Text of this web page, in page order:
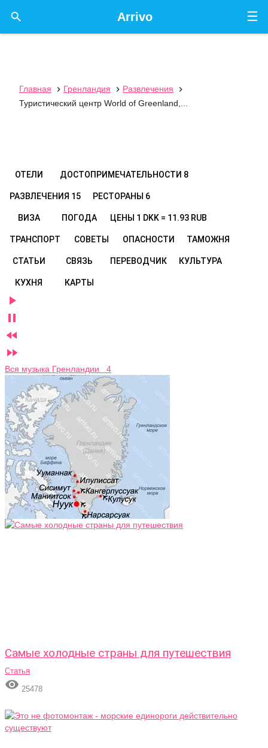
☰
Arrivo

Главная  Гренландия  Развлечения

Туристический центр World of Greenland,...
ОТЕЛИ ДОСТОПРИМЕЧАТЕЛЬНОСТИ 8
РАЗВЛЕЧЕНИЯ 15 РЕСТОРАНЫ 6
ВИЗА ПОГОДА ЦЕНЫ 1 DKK = 11.93 RUB
ТРАНСПОРТ СОВЕТЫ ОПАСНОСТИ ТАМОЖНЯ
СТАТЬИ СВЯЗЬ ПЕРЕВОДЧИК КУЛЬТУРА
КУХНЯ КАРТЫ




Вся музыка Гренландии 4
Самые холодные страны для путешествия
Статья
 25478